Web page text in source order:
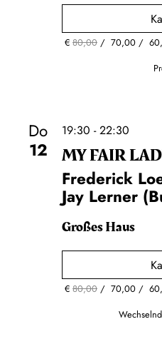
€80,00 70,00
Do
12
19:30 - 22:30
MY FAIR
Frederick
Jay Lerner
Großes Haus
€80,00 70,00